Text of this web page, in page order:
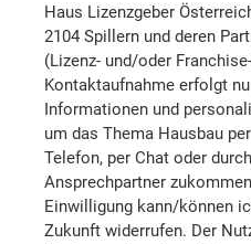
Scheibbs
Tulln
Wiener Neustadt (Land)
Wiener Neustadt (Stadt)
Haus Lizenzgeber
2104 Spillern und deren
(Lizenz- und/oder
Kontaktaufnahme erfolgt
Informationen und
um das Thema Hausbau
Telefon, per Chat oder
Ansprechpartner
Einwilligung kann/können
Zukunft widerrufen. Der